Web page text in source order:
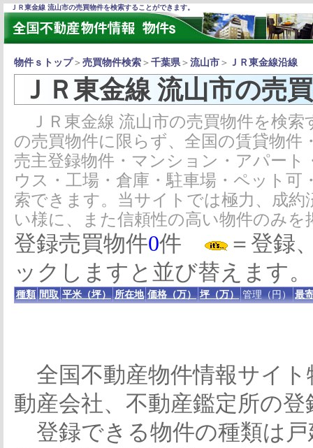
ＪＲ東金線 流山市の売買物件を検索することができます。
物件ｓトップ＞ 売買物件検索 ＞ 千葉県＞ 流山市 ＞ ＪＲ東金線沿線
ＪＲ東金線 流山市の売
ＪＲ東金線 流山市の売買物件を検索
の売買物件に限らず、全国の賃貸物件
売主登録物件・マンション・アパー
ウス・工場・倉庫・駐車場・ペット
索できます。当サイトでは極力、成
い様に、また信頼性の高い物件のみ
登録売買物件0件
＝登録
ックしますと並び替えます。
種類 間取 平米（坪） 所在地 価格（万） 坪（万） 管理（円） 最
全国不動産物件情報サイト
動産会社、不動産鑑定所の
登録できる物件の種類は